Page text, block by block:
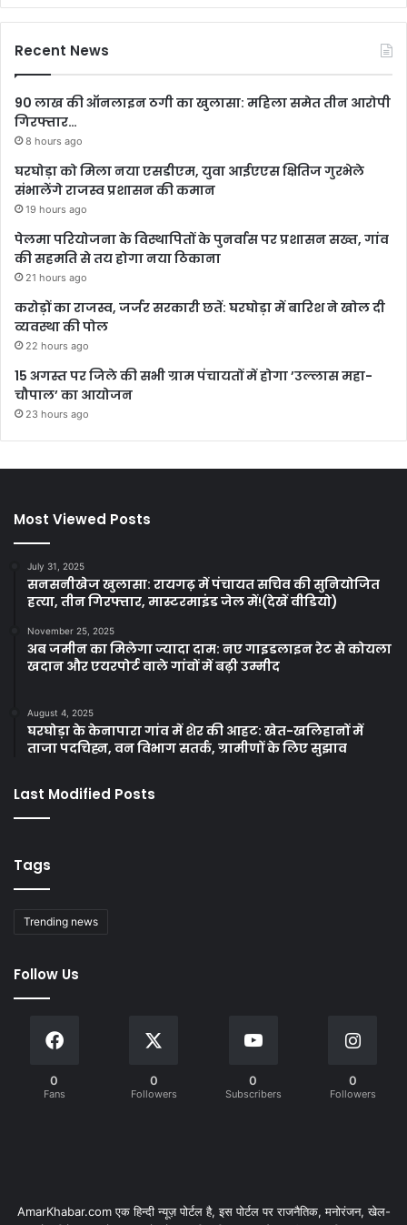
Recent News
90 लाख की ऑनलाइन ठगी का खुलासा: महिला समेत तीन आरोपी
गिरफ्तार…
8 hours ago
घरघोड़ा को मिला नया एसडीएम, युवा आईएएस क्षितिज गुरभेले
संभालेंगे राजस्व प्रशासन की कमान
19 hours ago
पेलमा परियोजना के विस्थापितों के पुनर्वास पर प्रशासन सख्त, गांव
की सहमति से तय होगा नया ठिकाना
21 hours ago
करोड़ों का राजस्व, जर्जर सरकारी छतें: घरघोड़ा में बारिश ने खोल दी
व्यवस्था की पोल
22 hours ago
15 अगस्त पर जिले की सभी ग्राम पंचायतों में होगा ’उल्लास महा-
चौपाल’ का आयोजन
23 hours ago
Most Viewed Posts
July 31, 2025
सनसनीखेज खुलासा: रायगढ़ में पंचायत सचिव की सुनियोजित
हत्या, तीन गिरफ्तार, मास्टरमाइंड जेल में!(देखें वीडियो)
November 25, 2025
अब जमीन का मिलेगा ज्यादा दाम: नए गाइडलाइन रेट से कोयला
खदान और एयरपोर्ट वाले गांवों में बढ़ी उम्मीद
August 4, 2025
घरघोड़ा के केनापारा गांव में शेर की आहट: खेत-खलिहानों में
ताजा पदचिह्न, वन विभाग सतर्क, ग्रामीणों के लिए सुझाव
Last Modified Posts
Tags
Trending news
Follow Us
0
Fans
0
Followers
0
Subscribers
0
Followers
AmarKhabar.com एक हिन्दी न्यूज़ पोर्टल है, इस पोर्टल पर राजनैतिक, मनोरंजन, खेल-